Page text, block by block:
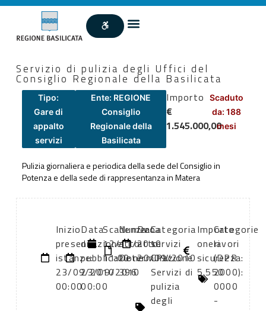
Servizio di pulizia degli Uffici del
Consiglio Regionale della Basilicata
Tipo:
Gare di
appalto
servizi
Ente: REGIONE
Consiglio
Regionale della
Basilicata
Importo
€
1.545.000,00
Scaduto
da: 188
mesi
Pulizia giornaliera e periodica della sede del Consiglio in
Potenza e della sede di rappresentanza in Matera
Inizio
presentazione
istanze:
23/09/2010
00:00
Data
di
pubblicazione:
23/09/2010
00:00
Scadenza:
12/11/2010
11:00
Numero
atto:
Determinazione
396
Data
atto:
20/09/2010
Categoria
servizi
CPV:
Servizi di
pulizia
degli
Importo
oneri
sicurezza:
5.550
Categorie
lavori
(DPR
2000):
0000
-